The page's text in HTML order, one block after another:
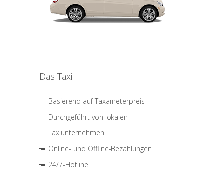
Das Taxi
Basierend auf Taxameterpreis
Durchgeführt von lokalen
Taxiunternehmen
Online- und Offline-Bezahlungen
24/7-Hotline